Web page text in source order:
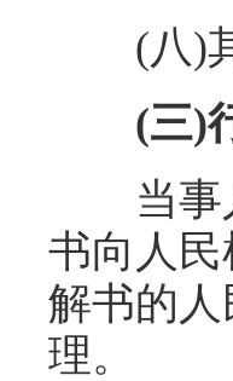
(八)其
(三)
当事人
书向人
解书的
理。